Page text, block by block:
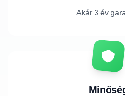
Akár 3 év